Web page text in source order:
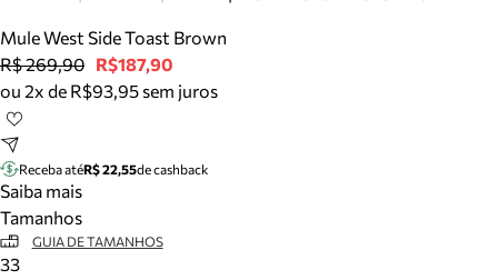
Tamanco
Tênis
Mule
Tire dúvidas sobre pedidos, devoluções e mais.
Meus pedidos
Acompanhe seus pedidos e solicite devoluções.
Mule West Side Toast Brown
R$ 269,90 R$187,90
ou 2x de R$93,95 sem juros
Receba atéR$ 22,55de cashback
Saiba mais
Tamanhos
GUIA DE TAMANHOS
33